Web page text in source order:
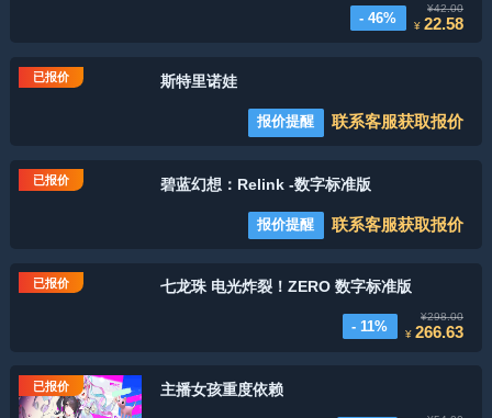
- 46%
¥42.00
¥22.58
已报价 斯特里诺娃
报价提醒 联系客服获取报价
已报价 碧蓝幻想：Relink -数字标准版
报价提醒 联系客服获取报价
已报价 七龙珠 电光炸裂！ZERO 数字标准版
- 11%
¥298.00
¥266.63
已报价 主播女孩重度依赖